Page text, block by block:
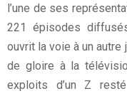
l’une de ses
221 épisodes
ouvrit la voie à un
de gloire à la
exploits d’un Z